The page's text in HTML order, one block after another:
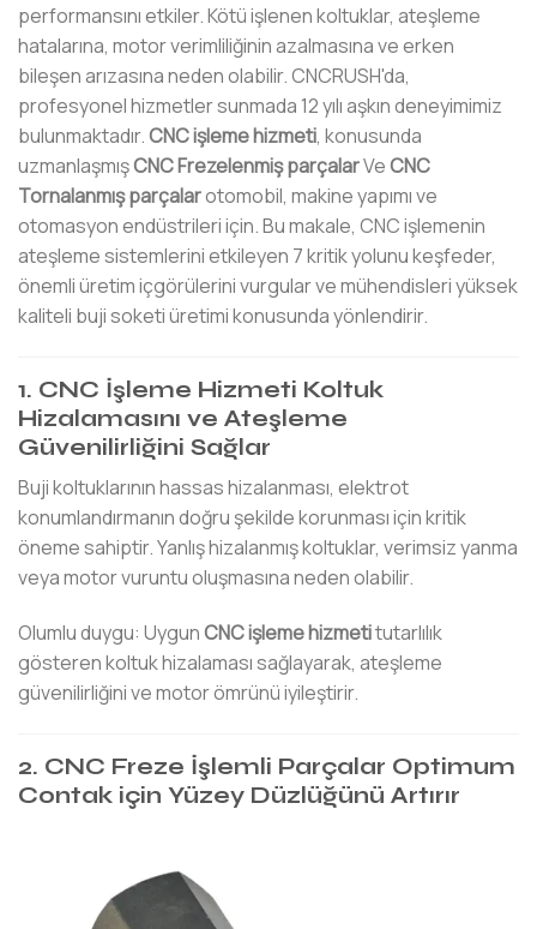
performansını etkiler. Kötü işlenen koltuklar, ateşleme
hatalarına, motor verimliliğinin azalmasına ve erken
bileşen arızasına neden olabilir. CNCRUSH'da,
profesyonel hizmetler sunmada 12 yılı aşkın deneyimimiz
bulunmaktadır.CNC işleme hizmeti, konusunda
uzmanlaşmışCNC Frezelenmiş parçalarVeCNC
Tornalanmış parçalarotomobil, makine yapımı ve
otomasyon endüstrileri için. Bu makale, CNC işlemenin
ateşleme sistemlerini etkileyen 7 kritik yolunu keşfeder,
önemli üretim içgörülerini vurgular ve mühendisleri yüksek
kaliteli buji soketi üretimi konusunda yönlendirir.
1. CNC İşleme Hizmeti Koltuk
Hizalamasını ve Ateşleme
Güvenilirliğini Sağlar
Buji koltuklarının hassas hizalanması, elektrot
konumlandırmanın doğru şekilde korunması için kritik
öneme sahiptir. Yanlış hizalanmış koltuklar, verimsiz yanma
veya motor vuruntu oluşmasına neden olabilir.
Olumlu duygu: UygunCNC işleme hizmetitutarlılık
gösteren koltuk hizalaması sağlayarak, ateşleme
güvenilirliğini ve motor ömrünü iyileştirir.
2. CNC Freze İşlemli Parçalar Optimum
Contak için Yüzey Düzlüğünü Artırır